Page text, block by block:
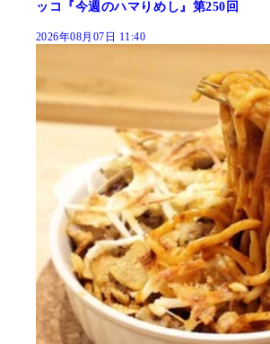
ッコ『今週のハマりめし』第250回
2026年08月07日 11:40